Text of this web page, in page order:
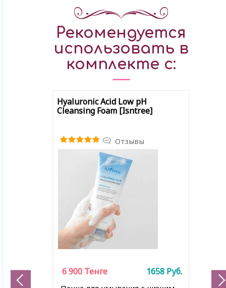
Рекомендуется
использовать в
комплекте с:
Hyaluronic Acid Low pH
Cleansing Foam [Isntree]
Отзывы
6 900 Тенге 1658 Руб.